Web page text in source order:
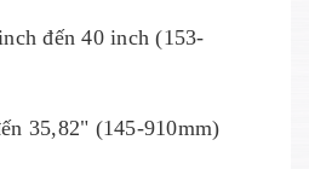
đến 40 inch (153-
35,82" (145-910mm)